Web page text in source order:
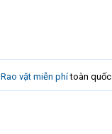
Rao vặt miễn phítoàn quốc